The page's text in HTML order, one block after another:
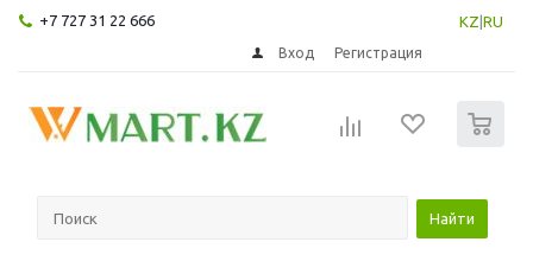
+7 727 31 22 666 KZ RU
Вход Регистрация
Найти